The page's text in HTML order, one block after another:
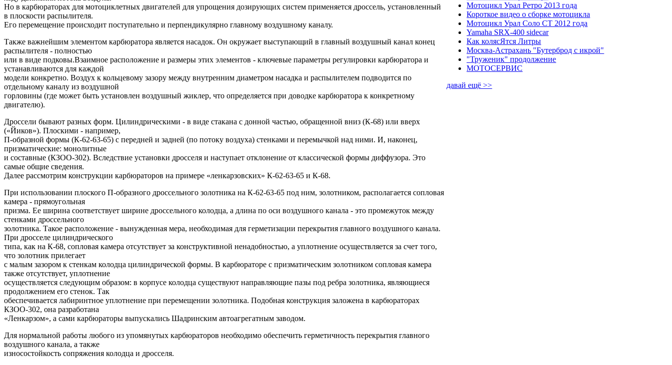
Но в карбюраторах для мотоциклетных двигателей для упрощения дозирующих систем применяется дроссель, установленный
в плоскости распылителя.
Его перемещение происходит поступательно и перпендикулярно главному воздушному каналу.
Также важнейшим элементом карбюратора является насадок. Он окружает выступающий в главный воздушный канал конец
распылителя - полностью
или в виде подковы.Взаимное расположение и размеры этих элементов - ключевые параметры регулировки карбюратора и
устанавливаются для каждой
модели конкретно. Воздух к кольцевому зазору между внутренним диаметром насадка и распылителем подводится по
отдельному каналу из воздушной
горловины (где может быть установлен воздушный жиклер, что определяется при доводке карбюратора к конкретному
двигателю).
Дроссели бывают разных форм. Цилиндрическими - в виде стакана с донной частью, обращенной вниз (К-68) или вверх
(«Йиков»). Плоскими - например,
П-образной формы (К-62-63-65) с передней и задней (по потоку воздуха) стенками и перемычкой над ними. И, наконец,
призматические: монолитные
и составные (КЗОО-302). Вследствие установки дросселя и наступает отклонение от классической формы диффузора. Это
самые общие сведения.
Далее рассмотрим конструкции карбюраторов на примере «ленкарзовских» К-62-63-65 и К-68.
При использовании плоского П-образного дроссельного золотника на К-62-63-65 под ним, золотником, располагается сопловая
камера - прямоугольная
призма. Ее ширина соответствует ширине дроссельного колодца, а длина по оси воздушного канала - это промежуток между
стенками дроссельного
золотника. Такое расположение - вынужденная мера, необходимая для герметизации перекрытия главного воздушного канала.
При дросселе цилиндрического
типа, как на К-68, сопловая камера отсутствует за конструктивной ненадобностью, а уплотнение осуществляется за счет того,
что золотник прилегает
с малым зазором к стенкам колодца цилиндрической формы. В карбюраторе с призматическим золотником сопловая камера
также отсутствует, уплотнение
осуществляется следующим образом: в корпусе колодца существуют направляющие пазы под ребра золотника, являющиеся
продолжением его стенок. Так
обеспечивается лабиринтное уплотнение при перемещении золотника. Подобная конструкция заложена в карбюраторах
КЗОО-302, она разработана
«Ленкарзом», а сами карбюраторы выпускались Шадринским автоагрегатным заводом.
Для нормальной работы любого из упомянутых карбюраторов необходимо обеспечить герметичность перекрытия главного
воздушного канала, а также
износостойкость сопряжения колодца и дросселя.
Мотоцикл Урал Ретро 2013 года
Короткое видео о сборке мотоцикла
Мотоцикл Урал Соло СТ 2012 года
Yamaha SRX-400 sidecar
Как колясЯтся Литры
Москва-Астрахань "Бутерброд с икрой"
"Труженик" продолжение
МОТОСЕРВИС
давай ещё >>